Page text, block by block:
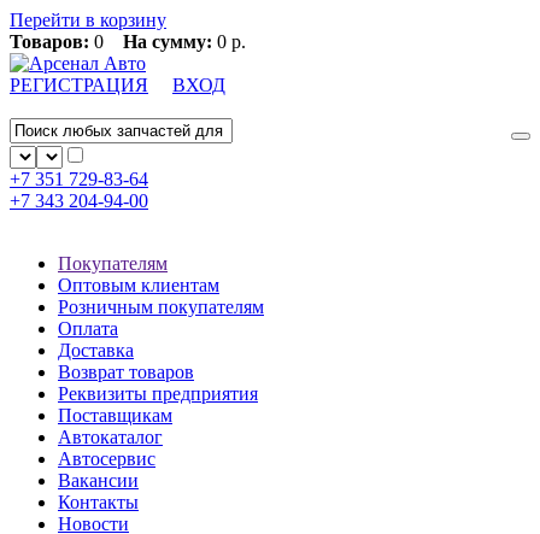
Перейти в корзину
Товаров: 0 На сумму: 0 р.
РЕГИСТРАЦИЯ ВХОД
+7 351 729-83-64
+7 343 204-94-00
Покупателям
Оптовым клиентам
Розничным покупателям
Оплата
Доставка
Возврат товаров
Реквизиты предприятия
Поставщикам
Автокаталог
Автосервис
Вакансии
Контакты
Новости